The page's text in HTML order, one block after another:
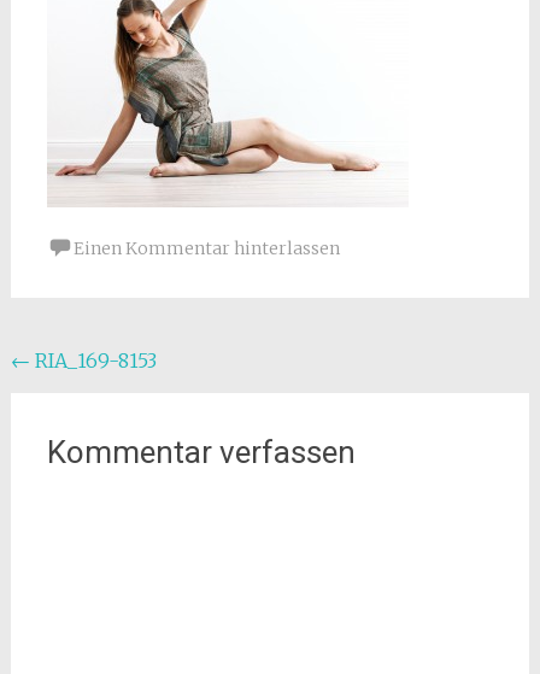
Einen Kommentar hinterlassen
Beitragsnavigation
← RIA_169-8153
Kommentar verfassen